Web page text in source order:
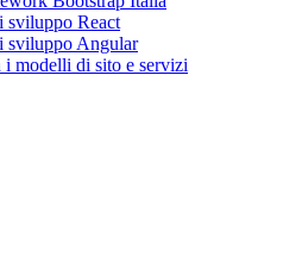
sviluppo React
sviluppo Angular
modelli di sito e servizi